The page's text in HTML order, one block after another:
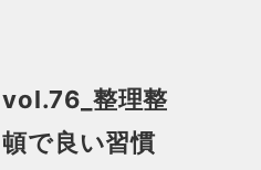
vol.76_整理整
頓で良い習慣